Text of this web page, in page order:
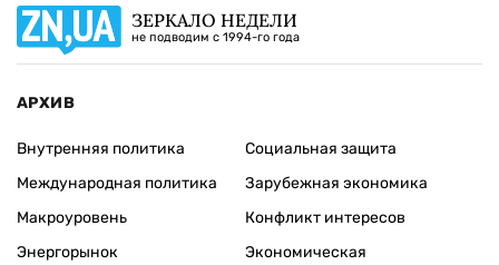
ЗЕРКАЛО НЕДЕЛИ
не подводим с 1994-го года
АРХИВ
Внутренняя политика
Международная политика
Макроуровень
Энергорынок
Социальная защита
Зарубежная экономика
Конфликт интересов
Экономическая